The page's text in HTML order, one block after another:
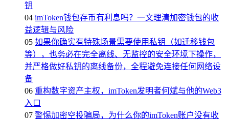
钥
04 imToken钱包存币有利息吗？一文理清加密钱包的收
益逻辑与风险
05 如果你确实有特殊场景需要使用私钥（如迁移钱包
等），也务必在完全离线、无监控的安全环境下操作，
并严格做好私钥的离线备份，全程避免连接任何网络设
备
06 重构数字资产主权，imToken发明者何斌与他的Web3
入口
07 警惕加密空投骗局，为什么你的imToken账户没有收